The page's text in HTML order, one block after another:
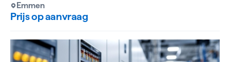
Emmen
Prijs op aanvraag